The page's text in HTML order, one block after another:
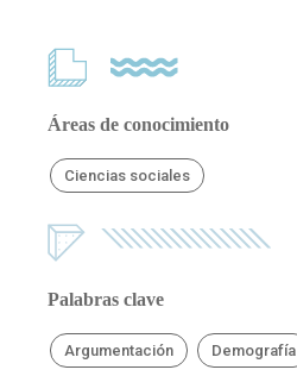
Áreas de conocimiento
Ciencias sociales
Palabras clave
Argumentación Demografía